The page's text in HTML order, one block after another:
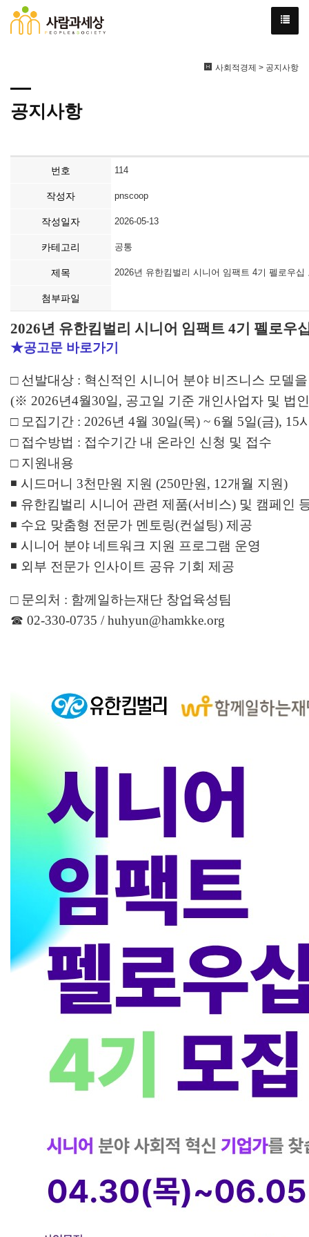
사회적경제 > 공지사항
공지사항
번호 114
작성자 pnscoop
작성일자 2026-05-13
카테고리 공통
제목 2026년 유한킴벌리 시니어 임팩트 4기 펠로우십
첨부파일
2026년 유한킴벌리 시니어 임팩트 4기 펠로우
★공고문 바로가기
□ 선발대상 : 혁신적인 시니어 분야 비즈니스 모델
(※ 2026년4월30일, 공고일 기준 개인사업자 및 법
□ 모집기간 : 2026년 4월 30일(목) ~ 6월 5일(금), 15
□ 접수방법 : 접수기간 내 온라인 신청 및 접수
□ 지원내용
◾ 시드머니 3천만원 지원 (250만원, 12개월 지원)
◾ 유한킴벌리 시니어 관련 제품(서비스) 및 캠페인
◾ 수요 맞춤형 전문가 멘토링(컨설팅) 제공
◾ 시니어 분야 네트워크 지원 프로그램 운영
◾ 외부 전문가 인사이트 공유 기회 제공
□ 문의처 : 함께일하는재단 창업육성팀
☎ 02-330-0735 / huhyun@hamkke.org